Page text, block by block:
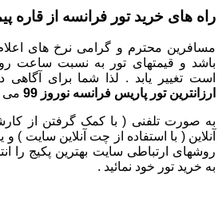
راه های خرید تور فرانسه از قاره
مسافرین محترم و گرامی نرخ های
باشد و قیمتهای تور به نسبت ساعت
است تغییر یابد . لذا شما برای آگاهی
ارزانترین تور پاریس فرانسه نوروز 99
می
به صورت تلفنی ( با کمک گرفتن از
آنلاین ( با استفاده از چت آنلاین سایت )
روشهای ارتباطی سایت بهترین پکیج را
به خرید تور خود نمائید .